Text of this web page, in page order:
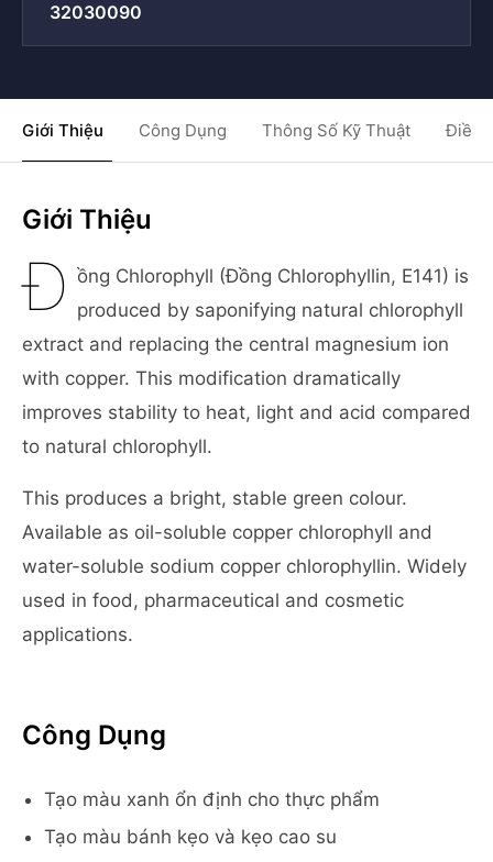
32030090
Giới Thiệu Công Dụng Thông Số Kỹ Thuật Điều
Giới Thiệu
Đ ồng Chlorophyll (Đồng Chlorophyllin, E141) is
produced by saponifying natural chlorophyll
extract and replacing the central magnesium ion
with copper. This modification dramatically
improves stability to heat, light and acid compared
to natural chlorophyll.
This produces a bright, stable green colour.
Available as oil-soluble copper chlorophyll and
water-soluble sodium copper chlorophyllin. Widely
used in food, pharmaceutical and cosmetic
applications.
Công Dụng
Tạo màu xanh ổn định cho thực phẩm
Tạo màu bánh kẹo và kẹo cao su